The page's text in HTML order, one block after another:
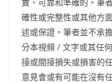
確性或完整性或其他方
述或保證。筆者並不承
分本視頻 / 文字或其任
接或間接損失或損害的
意見會或有可能在沒有